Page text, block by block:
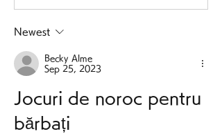
Newest
Becky Alme
Sep 25, 2023
Jocuri de noroc pentru
bărbați